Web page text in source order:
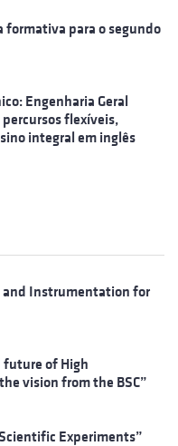
formativa para o segundo
Engenharia Geral
flexíveis,
integral em inglês
and Instrumentation for
future of High
vision from the BSC”
Experiments”